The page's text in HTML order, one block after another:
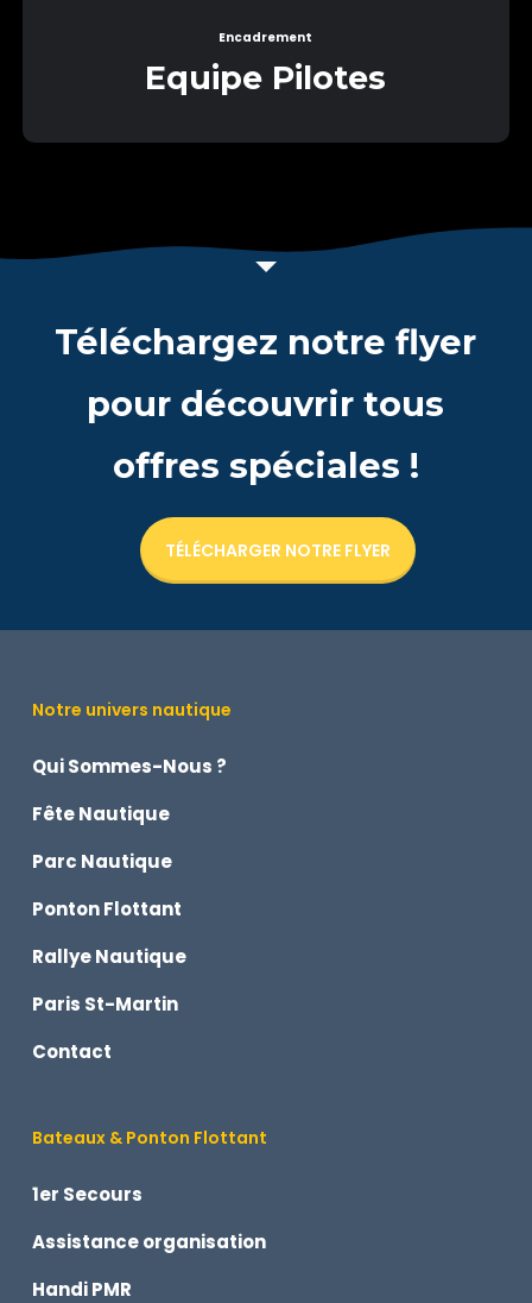
Encadrement
Equipe Pilotes
Téléchargez notre flyer
pour découvrir tous
offres spéciales !
TÉLÉCHARGER NOTRE FLYER
Notre univers nautique
Qui Sommes-Nous ?
Fête Nautique
Parc Nautique
Ponton Flottant
Rallye Nautique
Paris St-Martin
Contact
Bateaux & Ponton Flottant
1er Secours
Assistance organisation
Handi PMR